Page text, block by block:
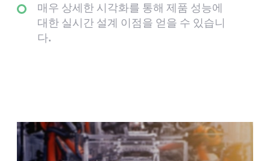
매우 상세한 시각화를 통해 제품 성능에
대한 실시간 설계 이점을 얻을 수 있습니
다.